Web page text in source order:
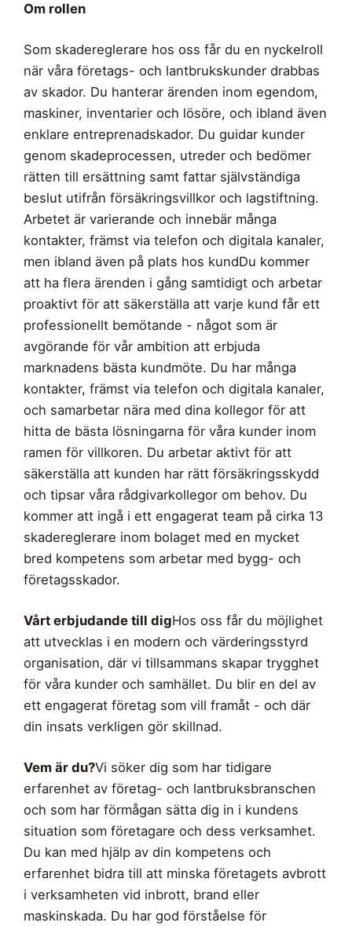
Om rollen
Som skadereglerare hos oss får du en nyckelroll
när våra företags- och lantbrukskunder drabbas
av skador. Du hanterar ärenden inom egendom,
maskiner, inventarier och lösöre, och ibland även
enklare entreprenadskador. Du guidar kunder
genom skadeprocessen, utreder och bedömer
rätten till ersättning samt fattar självständiga
beslut utifrån försäkringsvillkor och lagstiftning.
Arbetet är varierande och innebär många
kontakter, främst via telefon och digitala kanaler,
men ibland även på plats hos kundDu kommer
att ha flera ärenden i gång samtidigt och arbetar
proaktivt för att säkerställa att varje kund får ett
professionellt bemötande - något som är
avgörande för vår ambition att erbjuda
marknadens bästa kundmöte. Du har många
kontakter, främst via telefon och digitala kanaler,
och samarbetar nära med dina kollegor för att
hitta de bästa lösningarna för våra kunder inom
ramen för villkoren. Du arbetar aktivt för att
säkerställa att kunden har rätt försäkringsskydd
och tipsar våra rådgivarkollegor om behov. Du
kommer att ingå i ett engagerat team på cirka 13
skadereglerare inom bolaget med en mycket
bred kompetens som arbetar med bygg- och
företagsskador.
Vårt erbjudande till digHos oss får du möjlighet
att utvecklas i en modern och värderingsstyrd
organisation, där vi tillsammans skapar trygghet
för våra kunder och samhället. Du blir en del av
ett engagerat företag som vill framåt - och där
din insats verkligen gör skillnad.
Vem är du?Vi söker dig som har tidigare
erfarenhet av företag- och lantbruksbranschen
och som har förmågan sätta dig in i kundens
situation som företagare och dess verksamhet.
Du kan med hjälp av din kompetens och
erfarenhet bidra till att minska företagets avbrott
i verksamheten vid inbrott, brand eller
maskinskada. Du har god förståelse för